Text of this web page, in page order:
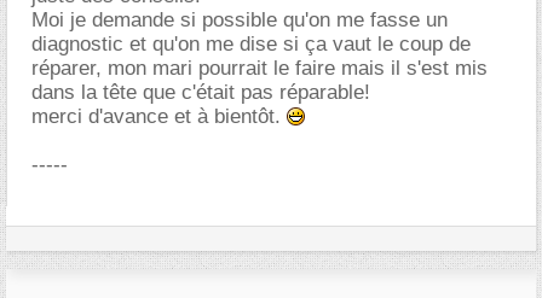
Moi je demande si possible qu'on me fasse un
diagnostic et qu'on me dise si ça vaut le coup de
réparer, mon mari pourrait le faire mais il s'est mis
dans la tête que c'était pas réparable!
merci d'avance et à bientôt.
-----